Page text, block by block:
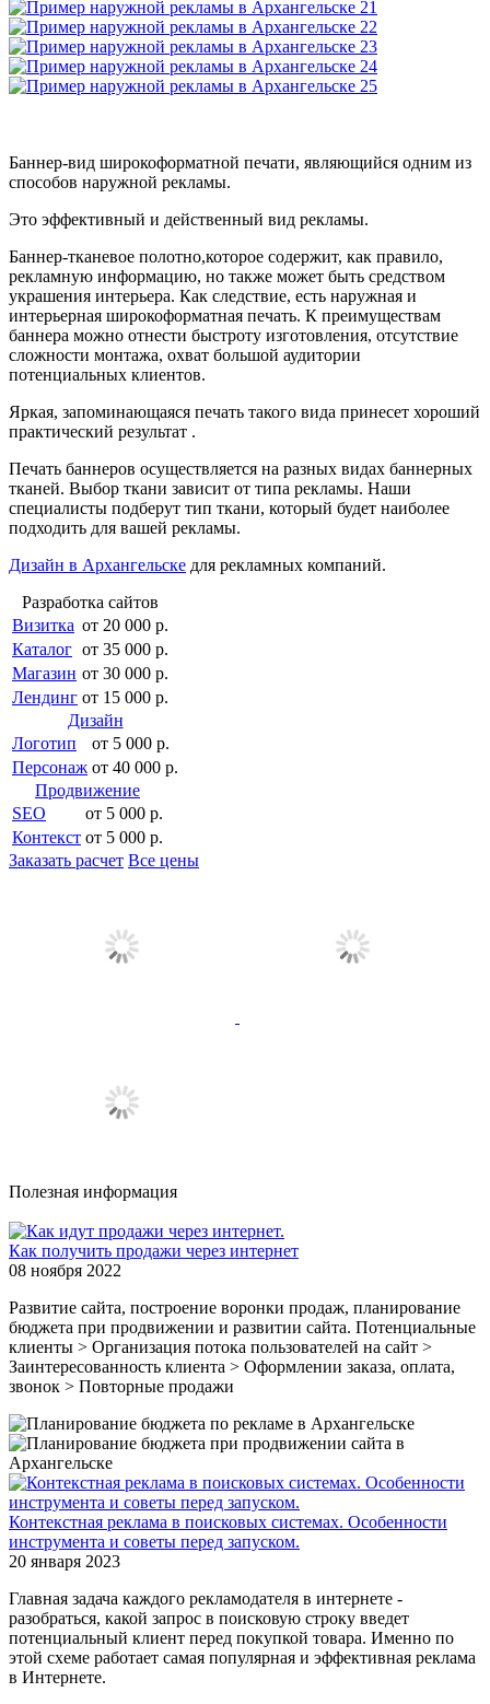
Баннер-вид широкоформатной печати, являющийся одним из
способов наружной рекламы.
Это эффективный и действенный вид рекламы.
Баннер-тканевое полотно,которое содержит, как правило,
рекламную информацию, но также может быть средством
украшения интерьера. Как следствие, есть наружная и
интерьерная широкоформатная печать. К преимуществам
баннера можно отнести быстроту изготовления, отсутствие
сложности монтажа, охват большой аудитории
потенциальных клиентов.
Яркая, запоминающаяся печать такого вида принесет хороший
практический результат .
Печать баннеров осуществляется на разных видах баннерных
тканей. Выбор ткани зависит от типа рекламы. Наши
специалисты подберут тип ткани, который будет наиболее
подходить для вашей рекламы.
Дизайн в Архангельске для рекламных компаний.
Разработка сайтов
Визитка от 20 000 р.
Каталог от 35 000 р.
Магазин от 30 000 р.
Лендинг от 15 000 р.
Дизайн
Логотип
от 5 000 р.
Персонаж от 40 000 р.
Продвижение
SEO
от 5 000 р.
Контекст от 5 000 р.
Заказать расчет Все цены
Полезная информация
Как получить продажи через интернет
08 ноября 2022
Развитие сайта, построение воронки продаж, планирование
бюджета при продвижении и развитии сайта. Потенциальные
клиенты > Организация потока пользователей на сайт >
Заинтересованность клиента > Оформлении заказа, оплата,
звонок > Повторные продажи
Контекстная реклама в поисковых системах. Особенности
инструмента и советы перед запуском.
20 января 2023
Главная задача каждого рекламодателя в интернете -
разобраться, какой запрос в поисковую строку введет
потенциальный клиент перед покупкой товара. Именно по
этой схеме работает самая популярная и эффективная реклама
в Интернете.